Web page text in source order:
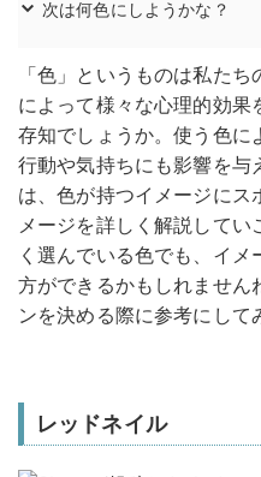
次は何色にしようかな？
「色」というものは私た
によって様々な心理的効
存知でしょうか。使う色に
行動や気持ちにも影響を与
は、色が持つイメージにス
メージを詳しく解説して
く選んでいる色でも、イメ
方ができるかもしれません
ンを決める際に参考にして
レッドネイル